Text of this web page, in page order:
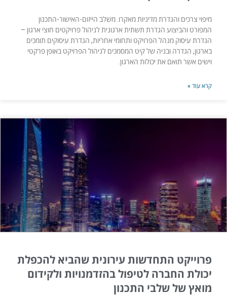
מיפוי צרכים והגדרת מדיניות מאקרו. משלב הייזום-האישור-התכנון
המפורט והביצוע הגדרת תשתית ארגונית לניהול פרויקטים חוצי ארגון –
הגדרת עיסוק מנהל הפרויקט ותחומי אחריות, הגדרת עיסוקים תומכים
בארגון, הגדרה ובניה של קיט המסמכים לניהול הפרויקט באופן פרקטי
וישים אשר תואם את יכולות הארגון.
קרא עוד »
פרוייקט התחדשות עירונית שהביא להכפלת
יכולת החברה לטיפול בהזדמנויות ולקידום
מואץ של שלבי התכנון